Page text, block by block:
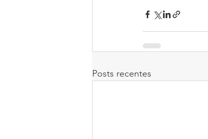
Posts recentes